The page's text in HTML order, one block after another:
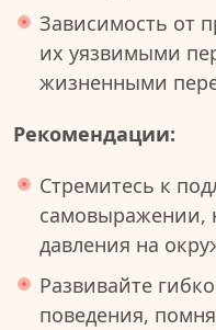
Зависимость от
их уязвимыми
жизненными
Рекомендации:
Стремитесь к
самовыражении,
давления на
Развивайте
поведения,